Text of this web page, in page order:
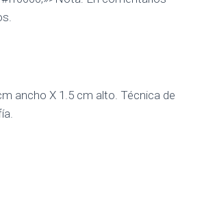
ancho X 1.5 cm alto. Técnica de